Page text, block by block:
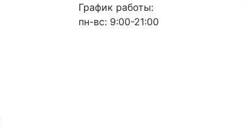
График работы:
пн-вс: 9:00-21:00